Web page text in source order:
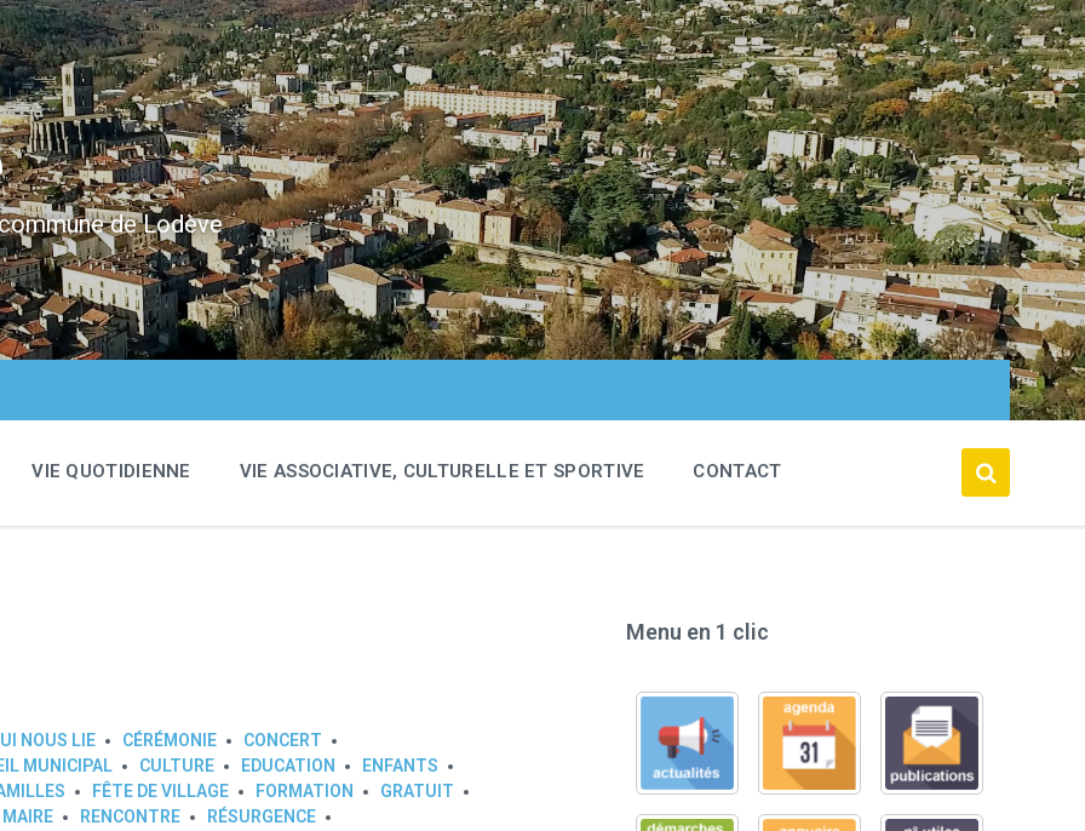
de Lodève
VIE QUOTIDIENNE VIE ASSOCIATIVE, CULTURELLE ET SPORTIVE CONTACT
NOUS LIE CÉRÉMONIE
CONCERT
MUNICIPAL CULTURE EDUCATION
ENFANTS
FÊTE DE VILLAGE FORMATION
GRATUIT
MAIRE RENCONTRE
RÉSURGENCE
Menu en 1 clic